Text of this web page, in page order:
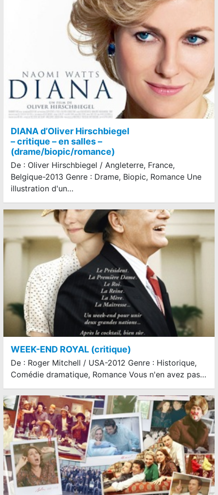
DIANA d’Oliver Hirschbiegel
– critique – en salles –
(drame/biopic/romance)
De : Oliver Hirschbiegel / Angleterre, France,
Belgique-2013 Genre : Drame, Biopic, Romance Une
illustration d'un…
WEEK-END ROYAL (critique)
De : Roger Mitchell / USA-2012 Genre : Historique,
Comédie dramatique, Romance Vous n'en avez pas…